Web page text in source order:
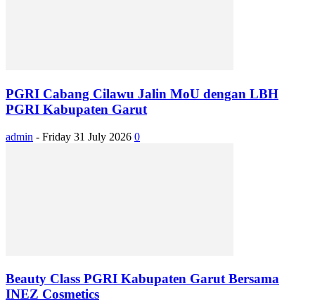
PGRI Cabang Cilawu Jalin MoU dengan LBH
PGRI Kabupaten Garut
admin - Friday 31 July 2026 0
Beauty Class PGRI Kabupaten Garut Bersama
INEZ Cosmetics